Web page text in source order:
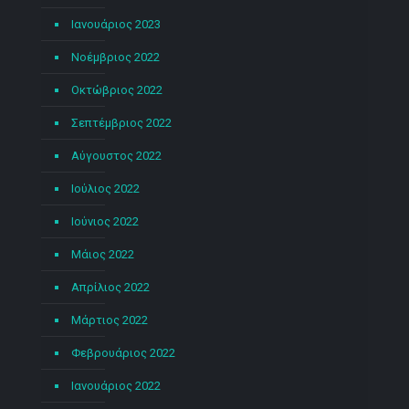
Ιανουάριος 2023
Νοέμβριος 2022
Οκτώβριος 2022
Σεπτέμβριος 2022
Αύγουστος 2022
Ιούλιος 2022
Ιούνιος 2022
Μάιος 2022
Απρίλιος 2022
Μάρτιος 2022
Φεβρουάριος 2022
Ιανουάριος 2022